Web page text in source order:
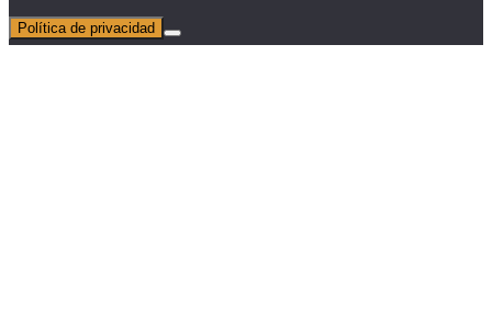
Política de privacidad